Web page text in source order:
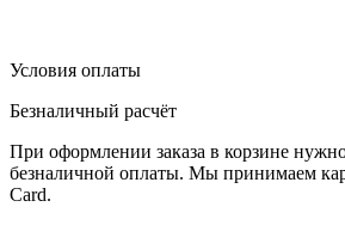
Условия оплаты
Безналичный расчёт
При оформлении заказа в корзине
безналичной оплаты. Мы принимаем
Card.